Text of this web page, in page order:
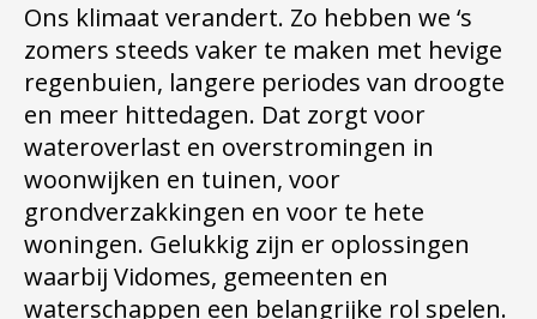
Ons klimaat verandert. Zo hebben we ‘s
zomers steeds vaker te maken met hevige
regenbuien, langere periodes van droogte
en meer hittedagen. Dat zorgt voor
wateroverlast en overstromingen in
woonwijken en tuinen, voor
grondverzakkingen en voor te hete
woningen. Gelukkig zijn er oplossingen
waarbij Vidomes, gemeenten en
waterschappen een belangrijke rol spelen.